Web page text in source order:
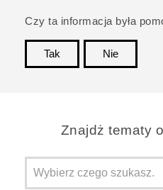
Czy ta informacja była
Tak
Nie
Znajdż tematy